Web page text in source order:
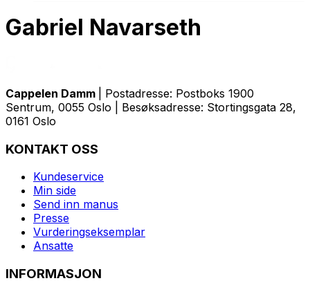
Gabriel Navarseth
Cappelen Damm
| Postadresse: Postboks 1900
Sentrum, 0055 Oslo | Besøksadresse: Stortingsgata 28,
0161 Oslo
KONTAKT OSS
Kundeservice
Min side
Send inn manus
Presse
Vurderingseksemplar
Ansatte
INFORMASJON